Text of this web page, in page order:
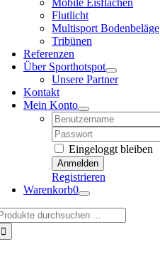
Mobile Eisflächen
Flutlicht
Multisport Bodenbeläge
Tribünen
Referenzen
Über Sporthotspot
Unsere Partner
Kontakt
Mein Konto
Username:
Password:
Eingeloggt bleiben
Registrieren
Warenkorb0